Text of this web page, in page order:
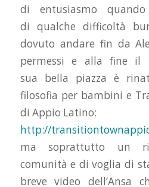
di entusiasmo
di qualche difficoltà
dovuto andare fin da
permessi e alla fine il
sua bella piazza è
filosofia per bambini e
di Appio Latino:
http://
ma soprattutto un
comunità e di voglia di
breve video dell’Ansa